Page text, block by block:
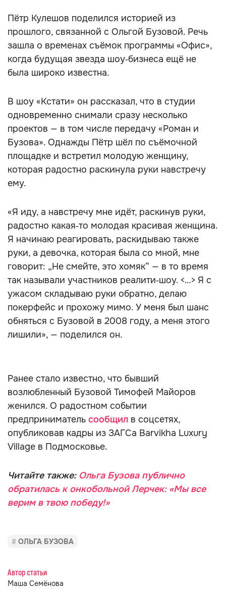
Пётр Кулешов поделился историей из
прошлого, связанной с Ольгой Бузовой. Речь
зашла о временах съёмок программы «Офис»,
когда будущая звезда шоу‑бизнеса ещё не
была широко известна.
В шоу «Кстати» он рассказал, что в студии
одновременно снимали сразу несколько
проектов — в том числе передачу «Роман и
Бузова». Однажды Пётр шёл по съёмочной
площадке и встретил молодую женщину,
которая радостно раскинула руки навстречу
ему.
«Я иду, а навстречу мне идёт, раскинув руки,
радостно какая‑то молодая красивая женщина.
Я начинаю реагировать, раскидываю также
руки, а девочка, которая была со мной, мне
говорит: „Не смейте, это хомяк“ — в то время
так называли участников реалити‑шоу. <…> Я с
ужасом складываю руки обратно, делаю
покерфейс и прохожу мимо. У меня был шанс
обняться с Бузовой в 2008 году, а меня этого
лишили», — поделился он.
Ранее стало известно, что бывший
возлюбленный Бузовой Тимофей Майоров
женился. О радостном событии
предприниматель сообщил в соцсетях,
опубликовав кадры из ЗАГСа Barvikha Luxury
Village в Подмосковье.
Читайте также: Ольга Бузова публично
обратилась к онкобольной Лерчек: «Мы все
верим в твою победу!»
ОЛЬГА БУЗОВА
Автор статьи
Маша Семёнова